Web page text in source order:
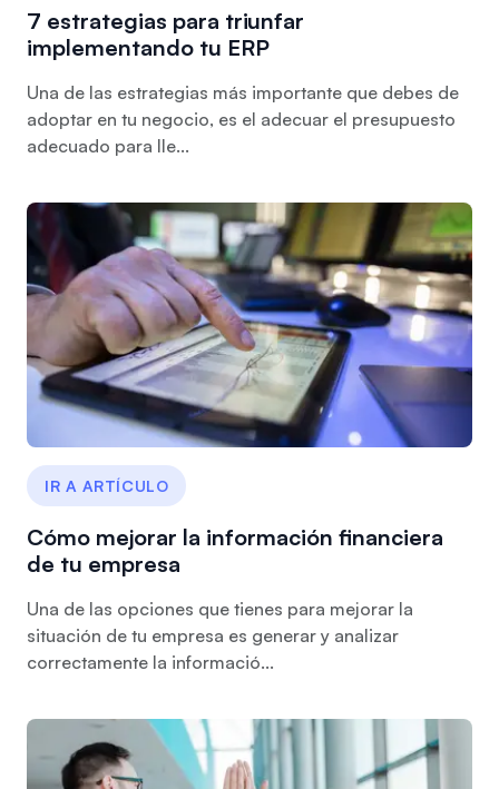
7 estrategias para triunfar
implementando tu ERP
Una de las estrategias más importante que debes de
adoptar en tu negocio, es el adecuar el presupuesto
adecuado para lle...
IR A ARTÍCULO
Cómo mejorar la información financiera
de tu empresa
Una de las opciones que tienes para mejorar la
situación de tu empresa es generar y analizar
correctamente la informació...